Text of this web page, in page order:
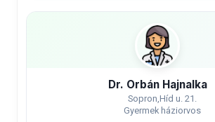
Dr. Orbán Hajnalka
Sopron,Híd u. 21.
Gyermek háziorvos